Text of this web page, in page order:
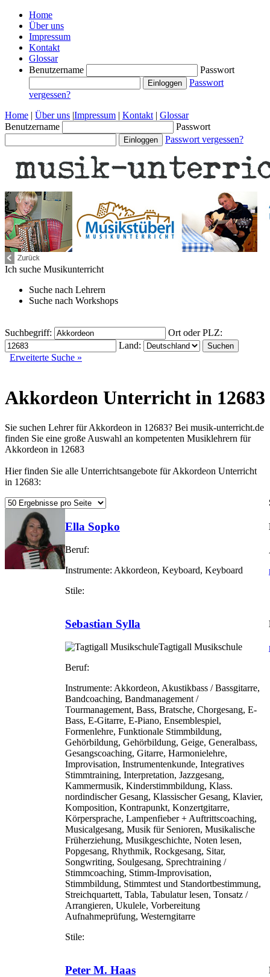
Home
Über uns
Impressum
Kontakt
Glossar
Benutzername
Passwort
Passwort
vergessen?
Home | Über uns |Impressum | Kontakt | Glossar
Benutzername
Passwort
Passwort vergessen?
Ich suche Musikunterricht
Suche nach Lehrern
Suche nach Workshops
Suchbegriff:
Ort oder PLZ:
Land:
Erweiterte Suche »
Akkordeon Unterricht in 12683
Sie suchen Lehrer für Akkordeon in 12683? Bei musik-unterricht.de
finden Sie eine große Auswahl an kompetenten Musiklehrern für
Akkordeon in 12683
Hier finden Sie alle Unterrichtsangebote für Akkordeon Unterricht
in 12683:
Ella Sopko
Beruf:
Instrumente: Akkordeon, Keyboard, Keyboard
Stile:
Sebastian Sylla
Tagtigall Musikschule
Beruf:
Instrumente: Akkordeon, Akustikbass / Bassgitarre,
Bandcoaching, Bandmanagement /
Tourmanagement, Bass, Bratsche, Chorgesang, E-
Bass, E-Gitarre, E-Piano, Ensemblespiel,
Formenlehre, Funktionale Stimmbildung,
Gehörbildung, Gehörbildung, Geige, Generalbass,
Gesangscoaching, Gitarre, Harmonielehre,
Improvisation, Instrumentenkunde, Integratives
Stimmtraining, Interpretation, Jazzgesang,
Kammermusik, Kinderstimmbildung, Klass.
nordindischer Gesang, Klassischer Gesang, Klavier,
Komposition, Kontrapunkt, Konzertgitarre,
Körpersprache, Lampenfieber + Auftrittscoaching,
Musicalgesang, Musik für Senioren, Musikalische
Früherziehung, Musikgeschichte, Noten lesen,
Popgesang, Rhythmik, Rockgesang, Sitar,
Songwriting, Soulgesang, Sprechtraining /
Stimmcoaching, Stimm-Improvisation,
Stimmbildung, Stimmtest und Standortbestimmung,
Streichquartett, Tabla, Tabulatur lesen, Tonsatz /
Arrangieren, Ukulele, Vorbereitung
Aufnahmeprüfung, Westerngitarre
Stile:
Peter M. Haas